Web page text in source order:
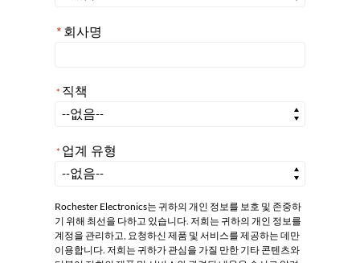
*회사명
* 직책
직책
* 업계 유형
업계 유형
Rochester Electronics는 귀하의 개인 정보를 보호 및 존중하
기 위해 최선을 다하고 있습니다. 저희는 귀하의 개인 정보를
계정을 관리하고, 요청하신 제품 및 서비스를 제공하는 데만
이용합니다. 저희는 귀하가 관심을 가질 만한 기타 콘텐츠와